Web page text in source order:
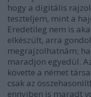
hogy a digitális
teszteljem, mint a
Eredetileg nem is
elkészült, arra
megrajzolhatnám;
maradjon egyedül.
követte a német
csak az
ennyiben is maradt